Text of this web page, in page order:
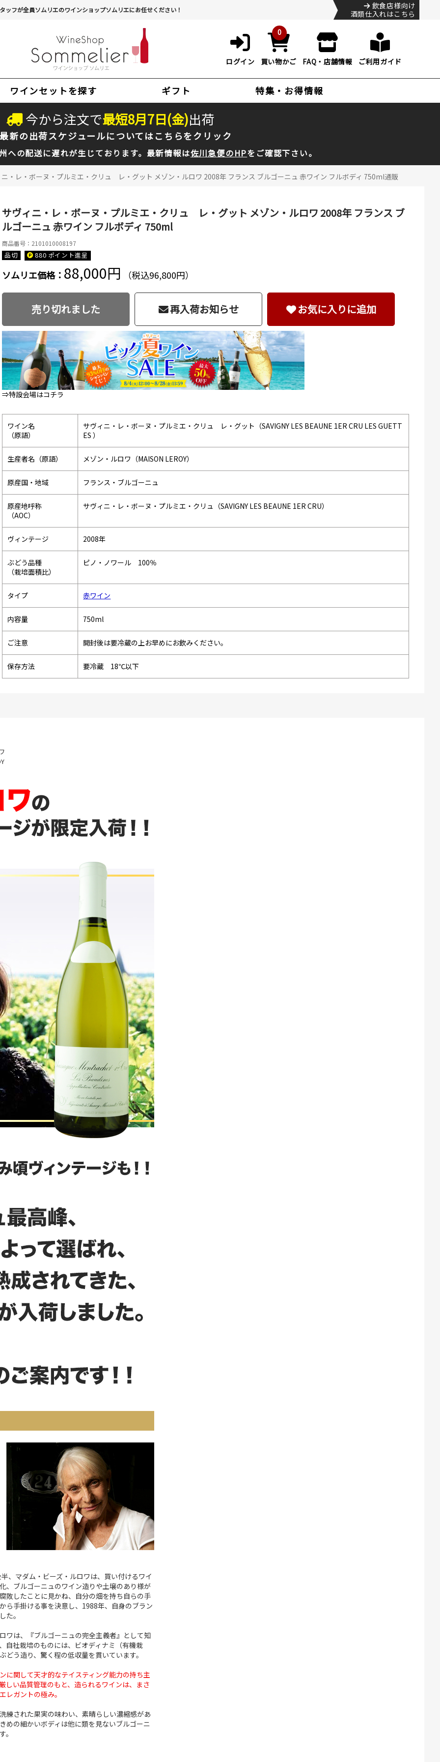
ッフが全員ソムリエのワインショップソムリエにお任せください！
飲食店様向け
酒類仕入れはこちら
ログイン
0
買い物かご FAQ・店舗情報 ご利用ガイド
ワインセットを探す ギフト 特集・お得情報
今から注文で最短8月7日(金)出荷
新の出荷スケジュールについてはこちらをクリック
への配送に遅れが生じております。最新情報は佐川急便のHPをご確認下さい。
・レ・ボーヌ・プルミエ・クリュ レ・グット メゾン・ルロワ 2008年 フランス ブルゴーニュ 赤ワイン フルボディ 750ml通販
サヴィニ・レ・ボーヌ・プルミエ・クリュ レ・グット メゾン・ルロワ 2008年 フランス ブ
ルゴーニュ 赤ワイン フルボディ 750ml
商品番号：2101010008197
品切 880 ポイント進呈
ソムリエ価格： 88,000円 （税込96,800円）
売り切れました 再入荷お知らせ お気に入りに追加
⇒特設会場はコチラ
ワイン名
（原語）
サヴィニ・レ・ボーヌ・プルミエ・クリュ レ・グット（SAVIGNY LES BEAUNE 1ER CRU LES GUETT
ES ）
生産者名（原語） メゾン・ルロワ（MAISON LEROY）
原産国・地域 フランス・ブルゴーニュ
原産地呼称
（AOC）
サヴィニ・レ・ボーヌ・プルミエ・クリュ（SAVIGNY LES BEAUNE 1ER CRU）
ヴィンテージ 2008年
ぶどう品種
（栽培面積比）
ピノ・ノワール 100％
タイプ 赤ワイン
内容量 750ml
ご注意 開封後は要冷蔵の上お早めにお飲みください。
保存方法 要冷蔵 18℃以下
、マダム・ビーズ・ルロワは、買い付けるワイ
、ブルゴーニュのワイン造りや土壌のあり様が
敗したことに見かね、自分の畑を持ち自らの手
ら手掛ける事を決意し、1988年、自身のブラン
た。
ワは、『ブルゴーニュの完全主義者』として知
自社栽培のものには、ビオディナミ（有機栽
どう造り、驚く程の低収量を貫いています。
に関して天才的なテイスティング能力の持ち主
しい品質管理のもと、造られるワインは、まさ
レガントの極み。
練された果実の味わい、素晴らしい濃縮感があ
めの細かいボディは他に類を見ないブルゴーニ
。